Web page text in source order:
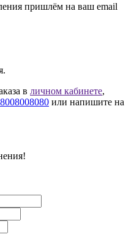
пришлём на ваш email
в личном кабинете,
или напишите на